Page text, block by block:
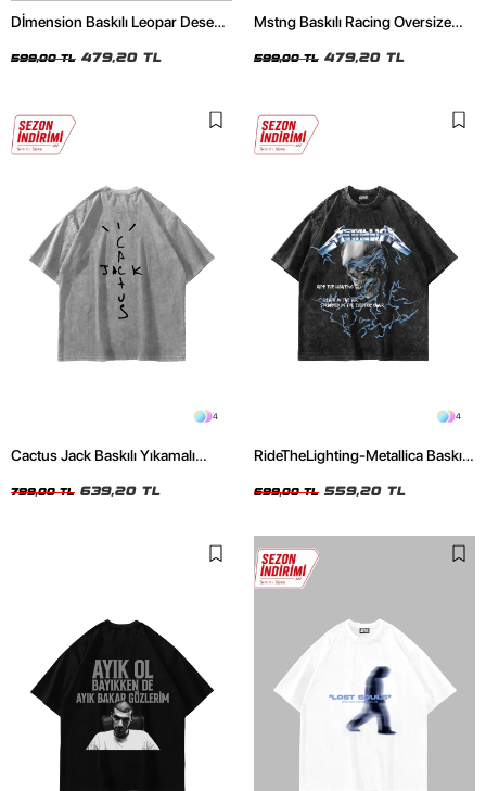
Dİmension Baskılı Leopar Desenli
Tshirt
599,00 TL 479,20 TL
Mstng Baskılı Racing Oversize
599,00 TL 479,20 TL
4
Cactus Jack Baskılı Yıkamalı
799,00 TL 639,20 TL
4
RideTheLighting-Metallica Baskılı
Tshirt
699,00 TL 559,20 TL